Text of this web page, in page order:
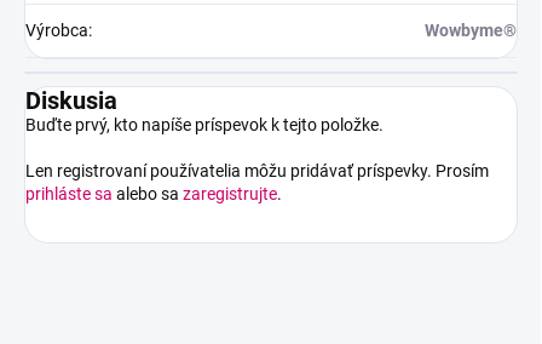
Výrobca: Wowbyme®
Diskusia
Buďte prvý, kto napíše príspevok k tejto položke.
Len registrovaní používatelia môžu pridávať príspevky. Prosím
prihláste sa alebo sa zaregistrujte.